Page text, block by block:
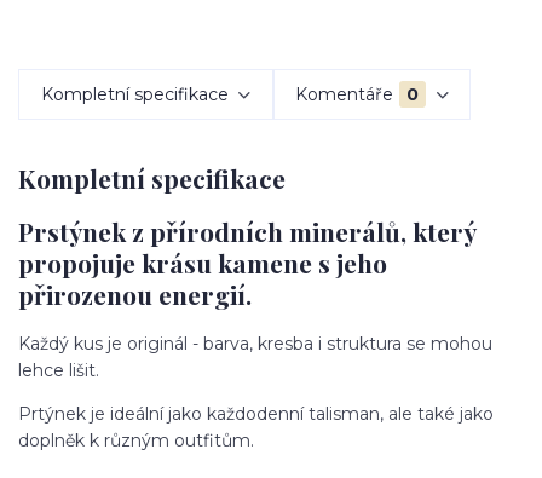
Kompletní specifikace Komentáře 0
Kompletní specifikace
Prstýnek z přírodních minerálů, který
propojuje krásu kamene s jeho
přirozenou energií.
Každý kus je originál - barva, kresba i struktura se mohou
lehce lišit.
Prtýnek je ideální jako každodenní talisman, ale také jako
doplněk k různým outfitům.